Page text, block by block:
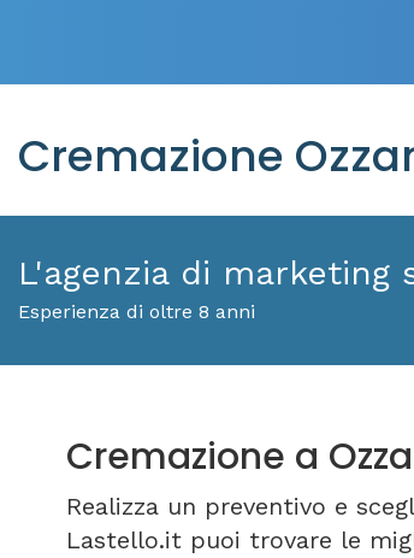
Cremazione
L'agenzia di marketing
Esperienza di oltre 8 anni
Cremazione a
Realizza un preventivo e
Lastello.it puoi trovare le